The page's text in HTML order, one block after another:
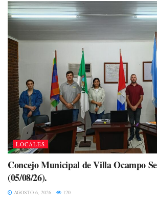
LOCALES
Concejo Municipal de Villa Ocampo
(05/08/26).
AGOSTO 6, 2026 120